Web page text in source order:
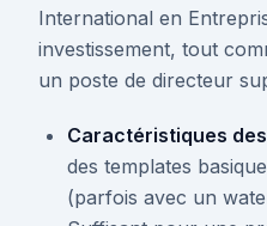
International en
investissement, tout
un poste de directeur
Caractéristiques
des templates
(parfois avec un